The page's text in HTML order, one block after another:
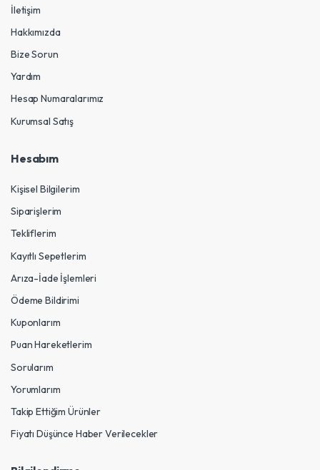
İletişim
Hakkımızda
Bize Sorun
Yardım
Hesap Numaralarımız
Kurumsal Satış
Hesabım
Kişisel Bilgilerim
Siparişlerim
Tekliflerim
Kayıtlı Sepetlerim
Arıza-İade İşlemleri
Ödeme Bildirimi
Kuponlarım
Puan Hareketlerim
Sorularım
Yorumlarım
Takip Ettiğim Ürünler
Fiyatı Düşünce Haber Verilecekler